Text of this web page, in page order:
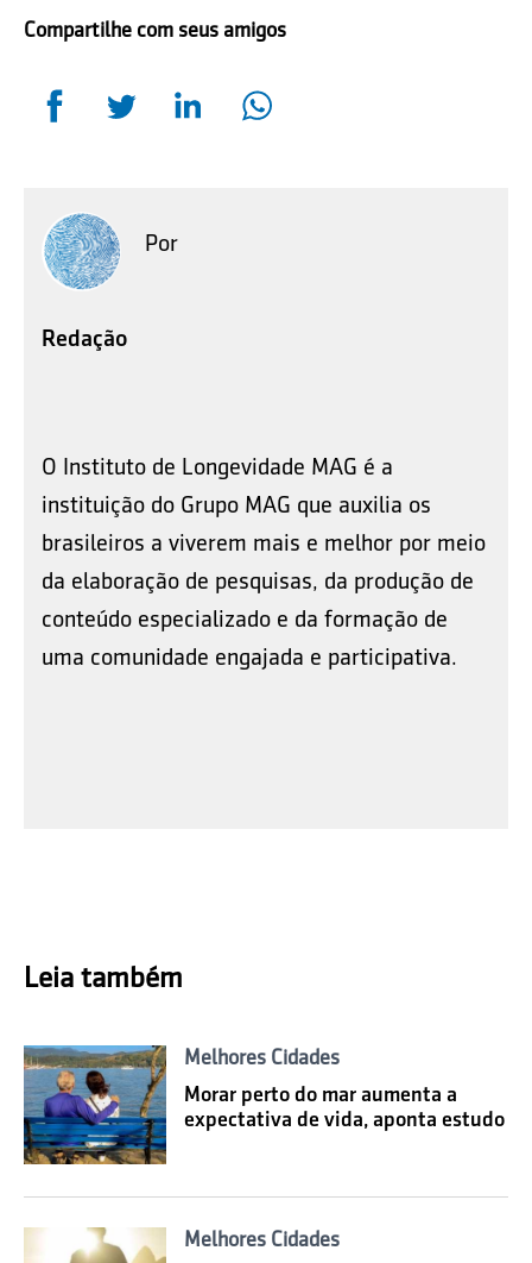
Compartilhe com seus amigos
Por
Redação
O Instituto de Longevidade MAG é a
instituição do Grupo MAG que auxilia os
brasileiros a viverem mais e melhor por meio
da elaboração de pesquisas, da produção de
conteúdo especializado e da formação de
uma comunidade engajada e participativa.
Leia também
Melhores Cidades
Morar perto do mar aumenta a
expectativa de vida, aponta estudo
Melhores Cidades